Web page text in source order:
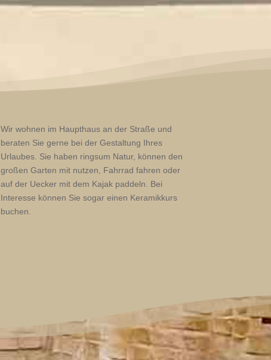
Wir wohnen im Haupthaus an der Straße und
beraten Sie gerne bei der Gestaltung Ihres
Urlaubes. Sie haben ringsum Natur, können den
großen Garten mit nutzen, Fahrrad fahren oder
auf der Uecker mit dem Kajak paddeln. Bei
Interesse können Sie sogar einen Keramikkurs
buchen.